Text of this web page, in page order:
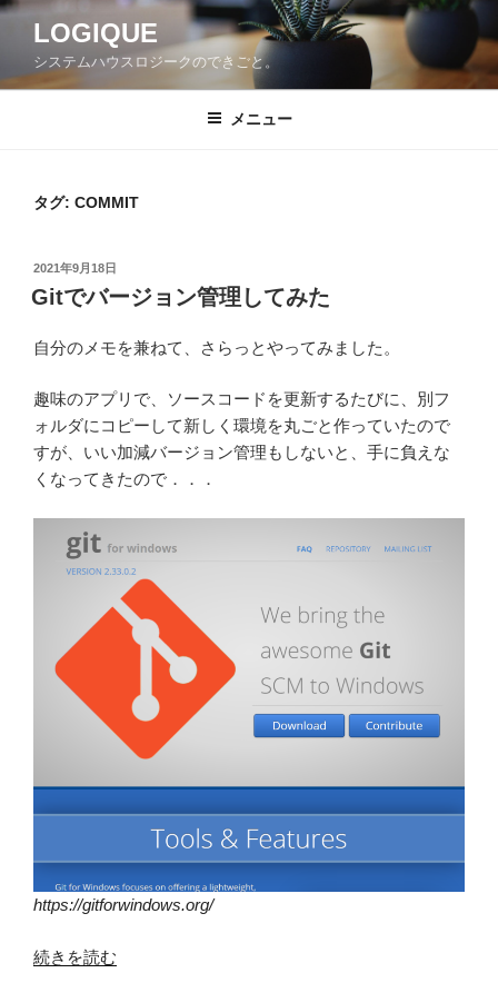
コ
ン
LOGIQUE
システムハウスロジークのできごと。
メニュー
タグ: COMMIT
投
稿
日:
2021年9月18日
Gitでバージョン管理してみた
自分のメモを兼ねて、さらっとやってみました。
趣味のアプリで、ソースコードを更新するたびに、別フ
ォルダにコピーして新しく環境を丸ごと作っていたので
すが、いい加減バージョン管理もしないと、手に負えな
くなってきたので．．．
https://gitforwindows.org/
“Git
続きを読む